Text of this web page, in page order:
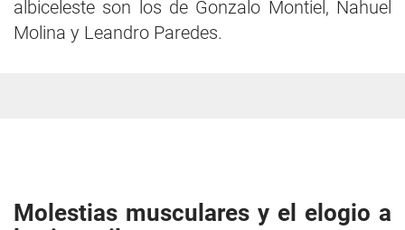
albiceleste son los de Gonzalo Montiel, Nahuel
Molina y Leandro Paredes.
Molestias musculares y el elogio a